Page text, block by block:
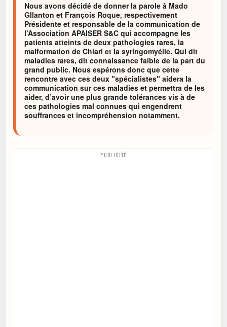
Nous avons décidé de donner la parole à Mado
GIlanton et François Roque, respectivement
Présidente et responsable de la communication de
l’Association APAISER S&C qui accompagne les
patients atteints de deux pathologies rares, la
malformation de Chiari et la syringomyélie. Qui dit
maladies rares, dit connaissance faible de la part du
grand public. Nous espérons donc que cette
rencontre avec ces deux "spécialistes" aidera la
communication sur ces maladies et permettra de les
aider, d’avoir une plus grande tolérances vis à de
ces pathologies mal connues qui engendrent
souffrances et incompréhension notamment.
PUBLICITÉ